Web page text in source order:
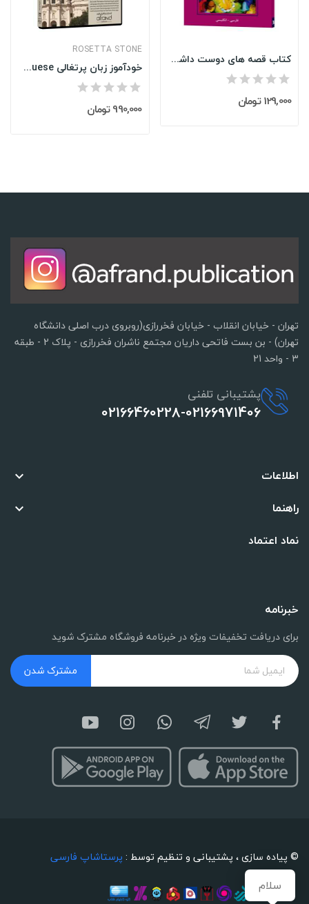
ROSETTA STONE
خودآموز زبان پرتغالی Rosetta Stone Portuguese
990,000 تومان
کتاب قصه های دوست داشتنی کودکان 3
129,000 تومان
تهران - خیابان انقلاب - خیابان فخررازی(روبروی درب اصلی دانشگاه
تهران) - بن بست فاتحی داریان مجتمع ناشران فخررازی - پلاک 2 - طبقه
3 - واحد 21
پشتیبانی تلفنی
02166460228-02166971406
اطلاعات 
راهنما 
نماد اعتماد
خبرنامه
برای دریافت تخفیفات ویژه در خبرنامه فروشگاه مشترک شوید
مشترک شدن
© پیاده سازی ، پشتیبانی و تنظیم توسط : پرستاشاپ فارسی
سلام